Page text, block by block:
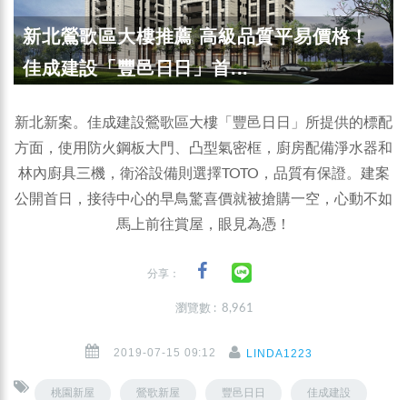
新北鶯歌區大樓推薦 高級品質平易價格！
佳成建設「豐邑日日」首...
新北新案。佳成建設鶯歌區大樓「豐邑日日」所提供的標配
方面，使用防火鋼板大門、凸型氣密框，廚房配備淨水器和
林內廚具三機，衛浴設備則選擇TOTO，品質有保證。建案
公開首日，接待中心的早鳥驚喜價就被搶購一空，心動不如
馬上前往賞屋，眼見為憑！
分享：
瀏覽數 : 8,961
2019-07-15 09:12 LINDA1223
桃園新屋 鶯歌新屋 豐邑日日 佳成建設